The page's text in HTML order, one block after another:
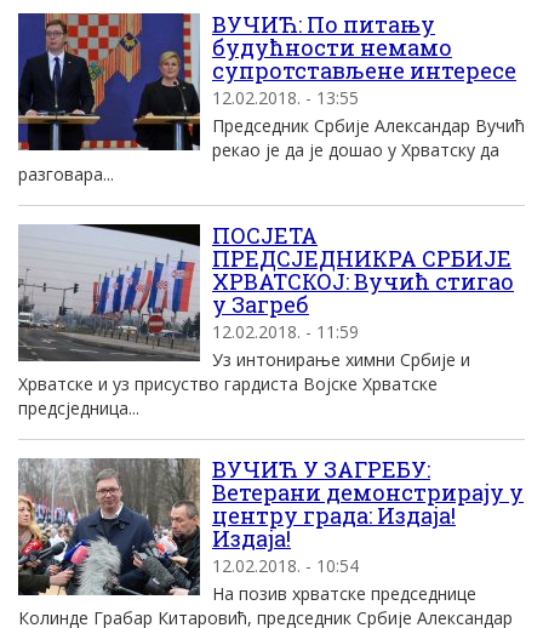
ВУЧИЋ: По питању
будућности немамо
супротстављене интересе
12.02.2018. - 13:55
Председник Србије Александар Вучић
рекао је да је дошао у Хрватску да
разговара...
ПОСЈЕТА
ПРЕДСЈЕДНИКРА СРБИЈЕ
ХРВАТСКОЈ: Вучић стигао
у Загреб
12.02.2018. - 11:59
Уз интонирање химни Србије и
Хрватске и уз присуство гардиста Војске Хрватске
предсједница...
ВУЧИЋ У ЗАГРЕБУ:
Ветерани демонстрирају у
центру града: Издаја!
Издаја!
12.02.2018. - 10:54
На позив хрватске председнице
Колинде Грабар Китаровић, председник Србије Александар